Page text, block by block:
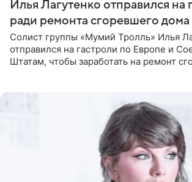
Илья Лагутенко отправился на
ради ремонта сгоревшего
Солист группы «Мумий Тролль» Илья
отправился на гастроли по Европе и
Штатам, чтобы заработать на ремонт